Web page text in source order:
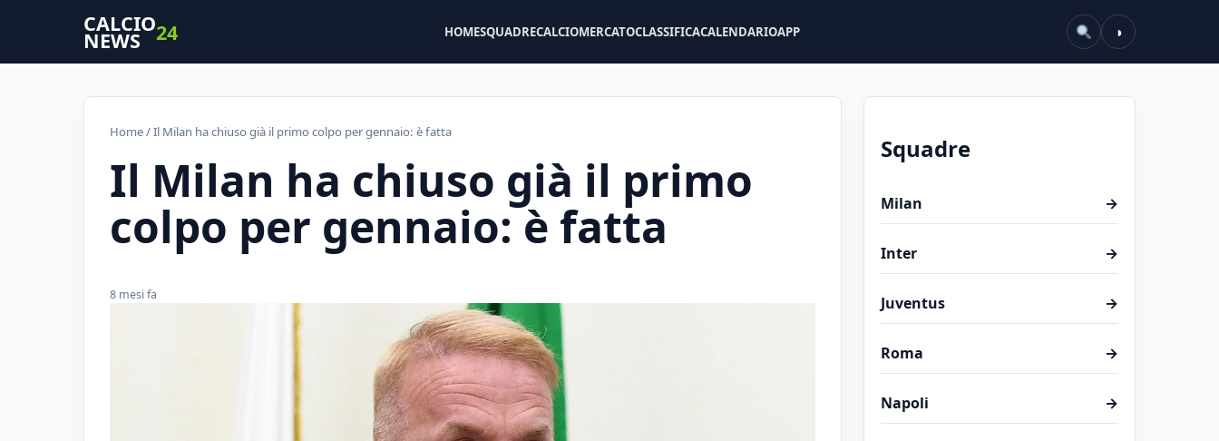
CALCIO
NEWS 24 HOMESQUADRECALCIOMERCATOCLASSIFICACALENDARIOAPP ◑
Home/ Il Milan ha chiuso già il primo colpo per gennaio: è fatta
Il Milan ha chiuso già il primo
colpo per gennaio: è fatta
8 mesi fa
Squadre
Milan →
Inter →
Juventus →
Roma →
Napoli →